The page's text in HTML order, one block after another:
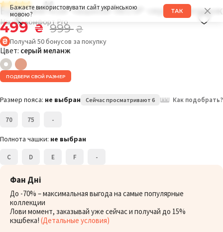
Бажаєте використовувати сайт українською
мовою?
ТАК
4.6
Бра с мягкой чашкой 081SP серый меланж
Мягкий комфорт Pro
499₴ 999₴
Получай 50бонусов за покупку
Цвет: серый меланж
ПОДБЕРИ СВОЙ РАЗМЕР
Размер пояса: не выбран Сейчас просматривают 6 Как подобрать?
70 75 -
Полнота чашки: не выбран
C D E F -
Фан Дні
До -70% – максимальная выгода на самые популярные
коллекции
Лови момент, заказывай уже сейчас и получай до 15%
кэшбека! (Детальные условия)